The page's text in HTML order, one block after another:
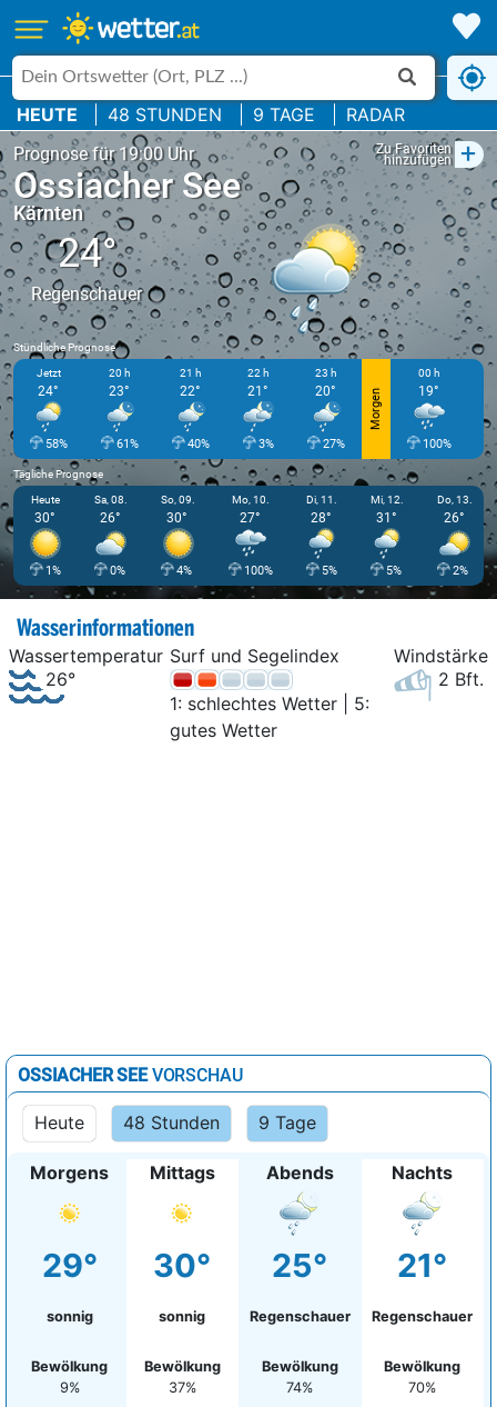
HEUTE 48 STUNDEN 9 TAGE RADAR
Prognose für 19:00 Uhr Zu Favoriten
hinzufügen +
Ossiacher See
Kärnten
24°
Regenschauer
Stündliche Prognose
Jetzt
24°
58%
20 h
23°
61%
21 h
22°
40%
22 h
21°
3%
23 h
20°
27%
Morgen
00 h
19°
100%
Tägliche Prognose
Heute
30°
1%
Sa, 08.
26°
0%
So, 09.
30°
4%
Mo, 10.
27°
100%
Di, 11.
28°
5%
Mi, 12.
31°
5%
Do, 13.
26°
2%
Wasserinformationen
Wassertemperatur
26°
Surf und Segelindex
1: schlechtes Wetter | 5:
gutes Wetter
Windstärke
2 Bft.
OSSIACHER SEEVORSCHAU
Heute 48 Stunden 9 Tage
Morgens
29°
sonnig
Bewölkung
9%
Mittags
30°
sonnig
Bewölkung
37%
Abends
25°
Regenschauer
Bewölkung
74%
Nachts
21°
Regenschauer
Bewölkung
70%